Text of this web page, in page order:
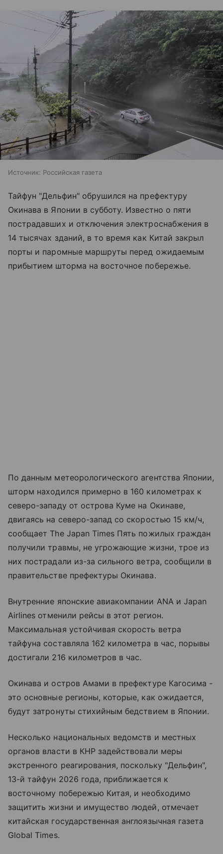
Источник: Российская газета
Тайфун "Дельфин" обрушился на префектуру
Окинава в Японии в субботу. Известно о пяти
пострадавших и отключения электроснабжения в
14 тысячах зданий, в то время как Китай закрыл
порты и паромные маршруты перед ожидаемым
прибытием шторма на восточное побережье.
По данным метеорологического агентства Японии,
шторм находился примерно в 160 километрах к
северо-западу от острова Куме на Окинаве,
двигаясь на северо-запад со скоростью 15 км/ч,
сообщает The Japan Times Пять пожилых граждан
получили травмы, не угрожающие жизни, трое из
них пострадали из-за сильного ветра, сообщили в
правительстве префектуры Окинава.
Внутренние японские авиакомпании ANA и Japan
Airlines отменили рейсы в этот регион.
Максимальная устойчивая скорость ветра
тайфуна составляла 162 километра в час, порывы
достигали 216 километров в час.
Окинава и остров Амами в префектуре Кагосима -
это основные регионы, которые, как ожидается,
будут затронуты стихийным бедствием в Японии.
Несколько национальных ведомств и местных
органов власти в КНР задействовали меры
экстренного реагирования, поскольку "Дельфин",
13-й тайфун 2026 года, приближается к
восточному побережью Китая, и необходимо
защитить жизни и имущество людей, отмечает
китайская государственная англоязычная газета
Global Times.